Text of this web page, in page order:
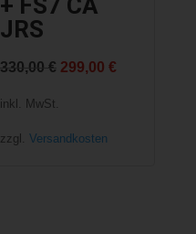
+ FS7 CA
JRS
330,00 € Ursprünglicher
299,00 €
inkl. MwSt.
zzgl. Versandkosten